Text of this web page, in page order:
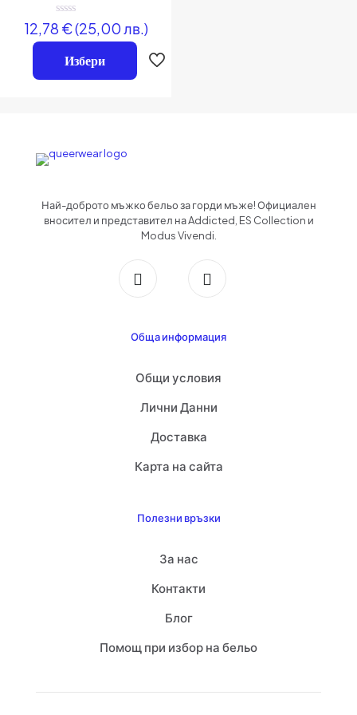
Запазване на името, имейл адреса и уебсайта ми в този браузър за
Оценено
на
от
12,78 €(25,00 лв.)
Избери
Най-доброто мъжко бельо за горди мъже! Официален
вносител и представител на Addicted, ES Collection и
Modus Vivendi.
Обща информация
Общи условия
Лични Данни
Доставка
Карта на сайта
Полезни връзки
За нас
Контакти
Блог
Помощ при избор на бельо